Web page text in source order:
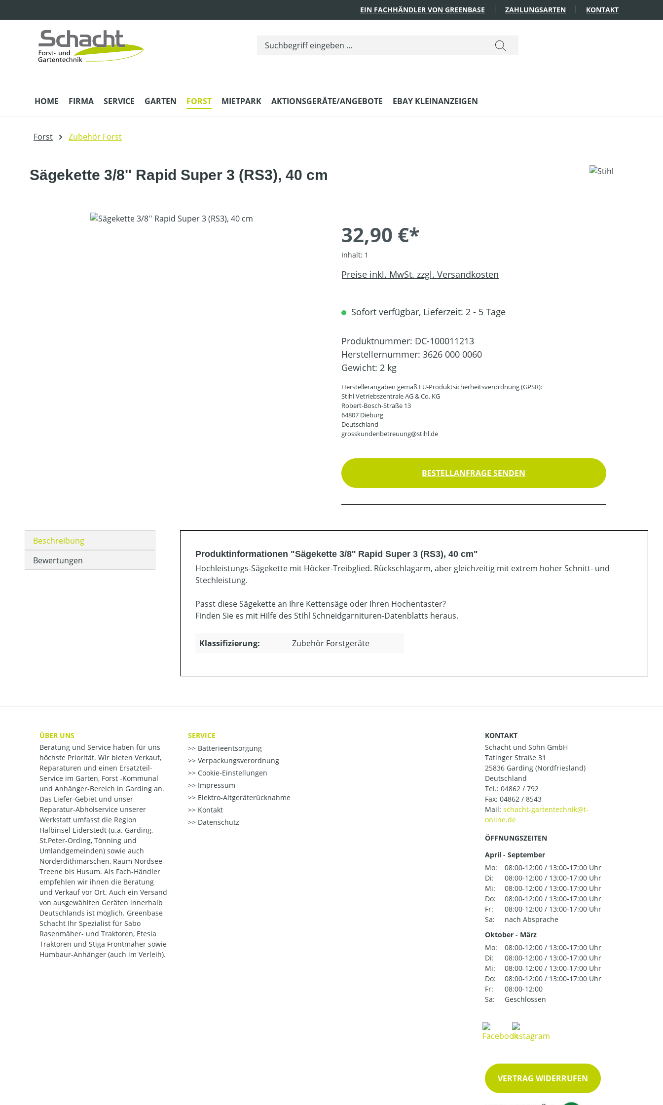
EIN FACHHÄNDLER VON GREENBASE ZAHLUNGSARTEN KONTAKT
HOME FIRMA SERVICE GARTEN FORST MIETPARK AKTIONSGERÄTE/ANGEBOTE EBAY KLEINANZEIGEN
Forst Zubehör Forst
Sägekette 3/8'' Rapid Super 3 (RS3), 40 cm
Bildergalerie überspringen
32,90 €*
Inhalt: 1
Preise inkl. MwSt. zzgl. Versandkosten
Sofort verfügbar, Lieferzeit: 2 - 5 Tage
Produktnummer: DC-100011213
Herstellernummer: 3626 000 0060
Gewicht: 2 kg
Herstellerangaben gemäß EU-Produktsicherheitsverordnung (GPSR):
Stihl Vetriebszentrale AG & Co. KG
Robert-Bosch-Straße 13
64807 Dieburg
Deutschland
grosskundenbetreuung@stihl.de
BESTELLANFRAGE SENDEN
Beschreibung
Bewertungen
Produktinformationen "Sägekette 3/8'' Rapid Super 3 (RS3), 40 cm"
Hochleistungs-Sägekette mit Höcker-Treibglied. Rückschlagarm, aber gleichzeitig mit extrem hoher Schnitt- und
Stechleistung.
Passt diese Sägekette an Ihre Kettensäge oder Ihren Hochentaster?
Finden Sie es mit Hilfe des Stihl Schneidgarnituren-Datenblatts heraus.
Klassifizierung: Zubehör Forstgeräte
ÜBER UNS
Beratung und Service haben für uns
höchste Priorität. Wir bieten Verkauf,
Reparaturen und einen Ersatzteil-
Service im Garten, Forst -Kommunal
und Anhänger-Bereich in Garding an.
Das Liefer-Gebiet und unser
Reparatur-Abholservice unserer
Werkstatt umfasst die Region
Halbinsel Eiderstedt (u.a. Garding,
St.Peter-Ording, Tönning und
Umlandgemeinden) sowie auch
Norderdithmarschen, Raum Nordsee-
Treene bis Husum. Als Fach-Händler
empfehlen wir ihnen die Beratung
und Verkauf vor Ort. Auch ein Versand
von ausgewählten Geräten innerhalb
Deutschlands ist möglich. Greenbase
Schacht Ihr Spezialist für Sabo
Rasenmäher- und Traktoren, Etesia
Traktoren und Stiga Frontmäher sowie
Humbaur-Anhänger (auch im Verleih).
SERVICE
Batterieentsorgung
Verpackungsverordnung
Cookie-Einstellungen
Impressum
Elektro-Altgeräterücknahme
Kontakt
Datenschutz
KONTAKT
Schacht und Sohn GmbH
Tatinger Straße 31
25836 Garding (Nordfriesland)
Deutschland
Tel.: 04862 / 792
Fax: 04862 / 8543
Mail:
ÖFFNUNGSZEITEN
April - September
Mo:
08:00-12:00 / 13:00-17:00 Uhr
Di:
08:00-12:00 / 13:00-17:00 Uhr
Mi:
08:00-12:00 / 13:00-17:00 Uhr
Do:
08:00-12:00 / 13:00-17:00 Uhr
Fr:
08:00-12:00 / 13:00-17:00 Uhr
Sa:
nach Absprache
Oktober - März
Mo:
08:00-12:00 / 13:00-17:00 Uhr
Di:
08:00-12:00 / 13:00-17:00 Uhr
Mi:
08:00-12:00 / 13:00-17:00 Uhr
Do:
08:00-12:00 / 13:00-17:00 Uhr
Fr:
08:00-12:00
Sa:
Geschlossen
VERTRAG WIDERRUFEN